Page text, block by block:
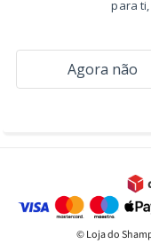
© Loja do